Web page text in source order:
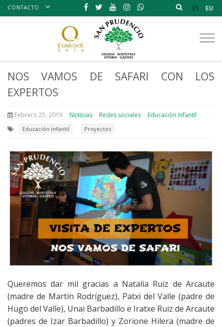
CONTACTO ES EU
NOS VAMOS DE SAFARI CON LOS
EXPERTOS
Febrero 25, 2019 Noticias Redes sociales Educación Infantil
Educación infantil Proyectos
Queremos dar mil gracias a Natalia Ruiz de Arcaute
(madre de Martín Rodríguez), Patxi del Valle (padre de
Hugo del Valle), Unai Barbadillo e Iratxe Ruiz de Arcaute
(padres de Izar Barbadillo) y Zorione Hilera (madre de